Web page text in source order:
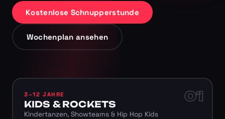
Kostenlose Schnupperstunde
Wochenplan ansehen
01
3–12 JAHRE
KIDS & ROCKETS
Kindertanzen, Showteams & Hip Hop Kids